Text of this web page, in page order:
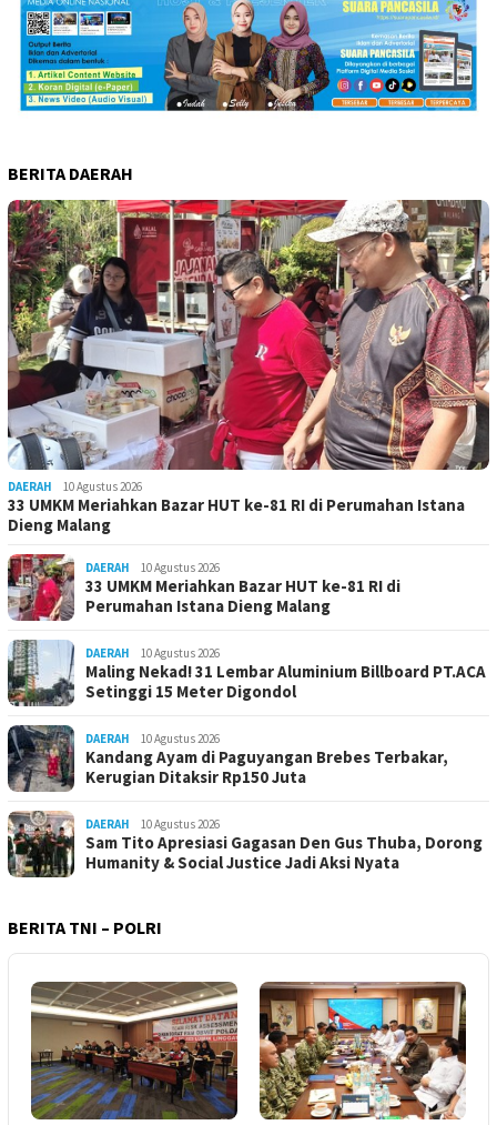
BERITA DAERAH
DAERAH 10 Agustus 2026
33 UMKM Meriahkan Bazar HUT ke-81 RI di Perumahan Istana
Dieng Malang
DAERAH 10 Agustus 2026
33 UMKM Meriahkan Bazar HUT ke-81 RI di
Perumahan Istana Dieng Malang
DAERAH 10 Agustus 2026
Maling Nekad! 31 Lembar Aluminium Billboard PT.ACA
Setinggi 15 Meter Digondol
DAERAH 10 Agustus 2026
Kandang Ayam di Paguyangan Brebes Terbakar,
Kerugian Ditaksir Rp150 Juta
DAERAH 10 Agustus 2026
Sam Tito Apresiasi Gagasan Den Gus Thuba, Dorong
Humanity & Social Justice Jadi Aksi Nyata
BERITA TNI – POLRI